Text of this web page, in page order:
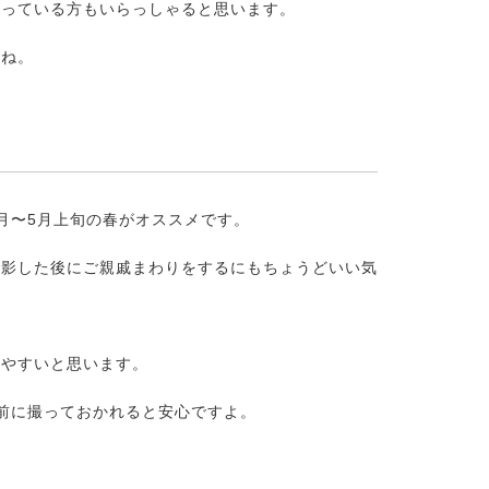
ている方もいらっしゃると思います。
。
5月上旬の春がオススメです。
した後にご親戚まわりをするにもちょうどいい気
すいと思います。
撮っておかれると安心ですよ。